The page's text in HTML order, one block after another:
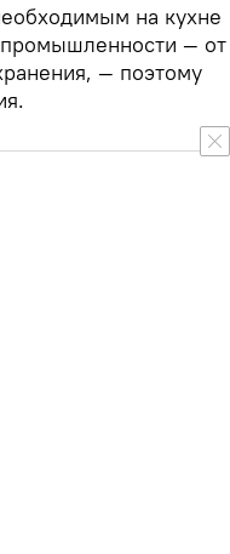
на кухне
— от
— поэтому